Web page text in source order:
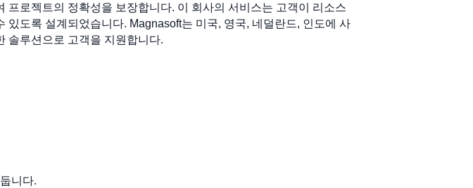
로젝트의 정확성을 보장합니다. 이 회사의 서비스는 고객이 리소스
도록 설계되었습니다. Magnasoft는 미국, 영국, 네덜란드, 인도에 사
솔루션으로 고객을 지원합니다.
니다.